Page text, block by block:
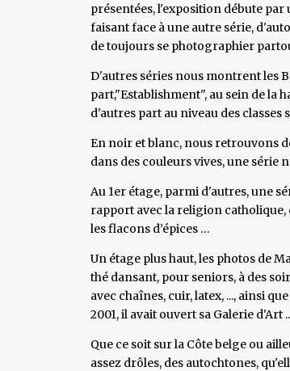
présentées, l'exposition débute
faisant face à une autre série,
de toujours se photographier
D'autres séries nous montrent les
part,"Establishment", au sein de la
d'autres part au niveau des classes
En noir et blanc, nous retrouvons
dans des couleurs vives, une
Au 1er étage, parmi d'autres, une
rapport avec la religion catholique,
les flacons d’épices …
Un étage plus haut, les photos de
thé dansant, pour seniors, à des
avec chaînes, cuir, latex, ..., ainsi
2001, il avait ouvert sa Galerie d'Art
Que ce soit sur la Côte belge ou
assez drôles, des autochtones,